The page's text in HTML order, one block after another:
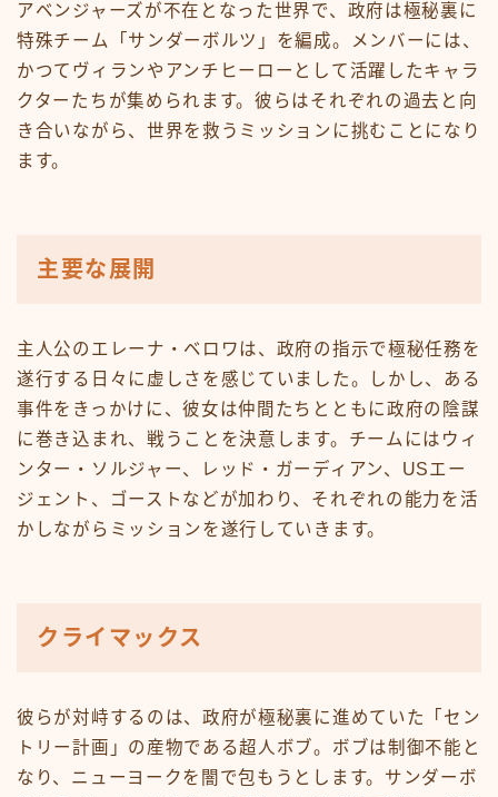
アベンジャーズが不在となった世界で、政府は極秘裏に
特殊チーム「サンダーボルツ」を編成。メンバーには、
かつてヴィランやアンチヒーローとして活躍したキャラ
クターたちが集められます。彼らはそれぞれの過去と向
き合いながら、世界を救うミッションに挑むことになり
ます。
主要な展開
主人公のエレーナ・ベロワは、政府の指示で極秘任務を
遂行する日々に虚しさを感じていました。しかし、ある
事件をきっかけに、彼女は仲間たちとともに政府の陰謀
に巻き込まれ、戦うことを決意します。チームにはウィ
ンター・ソルジャー、レッド・ガーディアン、USエー
ジェント、ゴーストなどが加わり、それぞれの能力を活
かしながらミッションを遂行していきます。
クライマックス
彼らが対峙するのは、政府が極秘裏に進めていた「セン
トリー計画」の産物である超人ボブ。ボブは制御不能と
なり、ニューヨークを闇で包もうとします。サンダーボ